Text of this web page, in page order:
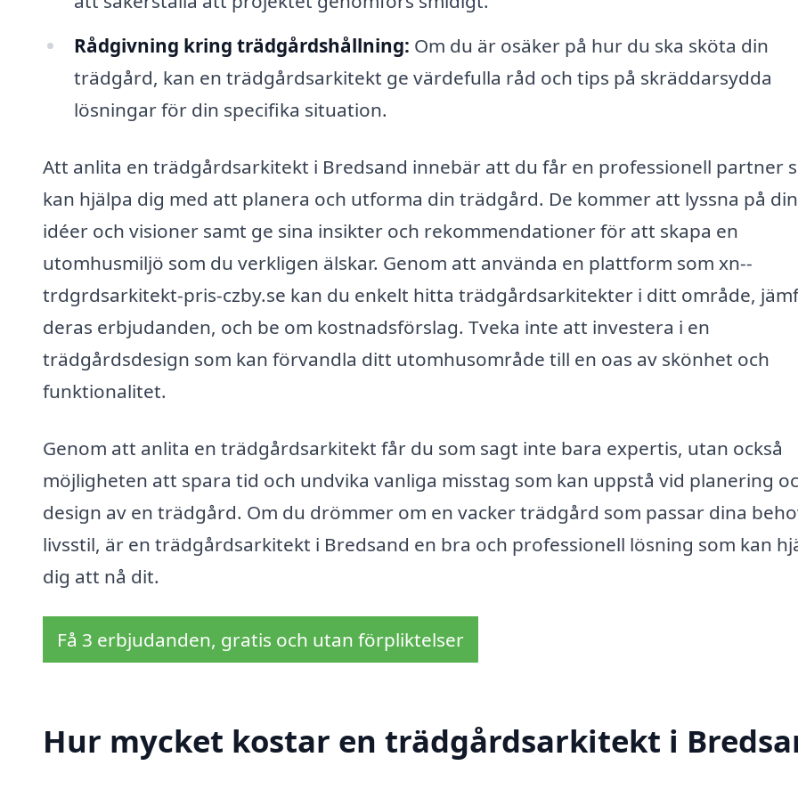
Rådgivning kring trädgårdshållning: Om du är osäker på hur du ska sköta din
trädgård, kan en trädgårdsarkitekt ge värdefulla råd och tips på skräddarsydda
lösningar för din specifika situation.
Att anlita en trädgårdsarkitekt i Bredsand innebär att du får en professionell partner
kan hjälpa dig med att planera och utforma din trädgård. De kommer att lyssna på
idéer och visioner samt ge sina insikter och rekommendationer för att skapa en
utomhusmiljö som du verkligen älskar. Genom att använda en plattform som xn--
trdgrdsarkitekt-pris-czby.se kan du enkelt hitta trädgårdsarkitekter i ditt område,
deras erbjudanden, och be om kostnadsförslag. Tveka inte att investera i en
trädgårdsdesign som kan förvandla ditt utomhusområde till en oas av skönhet och
funktionalitet.
Genom att anlita en trädgårdsarkitekt får du som sagt inte bara expertis, utan också
möjligheten att spara tid och undvika vanliga misstag som kan uppstå vid planering
design av en trädgård. Om du drömmer om en vacker trädgård som passar dina
livsstil, är en trädgårdsarkitekt i Bredsand en bra och professionell lösning som kan
dig att nå dit.
Få 3 erbjudanden, gratis och utan förpliktelser
Hur mycket kostar en trädgårdsarkitekt i